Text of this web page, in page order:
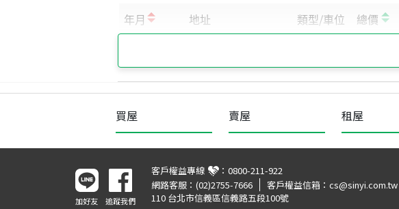
買屋 賣屋 租屋
加好友 追蹤我們
客戶權益專線 ： 0800-211-922
網路客服： (02)2755-7666 客戶權益信箱： cs@sinyi.com.tw
110 台北市信義區信義路五段100號